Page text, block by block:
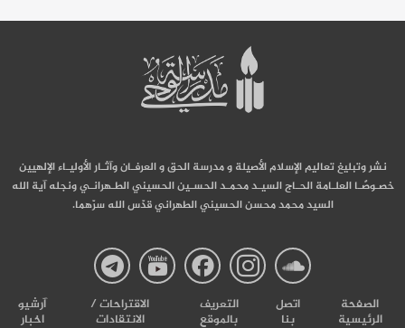
نشر وتبليغ تعاليم الإسلام الأصيلة و مدرسة الحق و العرفـان وآثـار الأوليـاء الإلهيين
خصـوصًـا العلـامة الحـاج السيـد محمـد الحسـين الحسيني الطـهرانـي ونجله آية الله
السيد محمد محسن الحسيني الطهراني قدّس الله سرّهما.
صفحة
صفحة
صفحة
صفحة
الصفحة
الرئيسية
اتصل
بنا
التعریف
بالموقع
الاقتراحات /
الانتقادات
آرشیو
اخبار